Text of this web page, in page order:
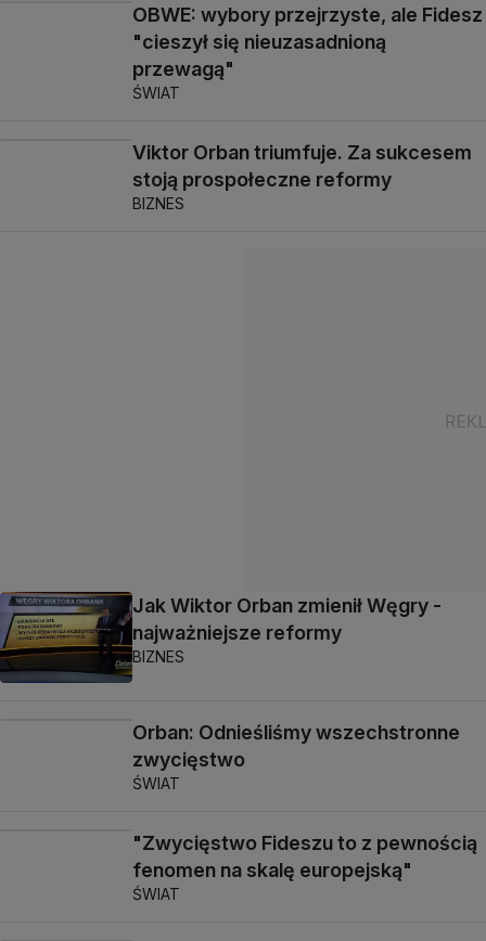
OBWE: wybory przejrzyste, ale Fidesz
"cieszył się nieuzasadnioną
przewagą"
ŚWIAT
Viktor Orban triumfuje. Za sukcesem
stoją prospołeczne reformy
BIZNES
Jak Wiktor Orban zmienił Węgry -
najważniejsze reformy
BIZNES
Orban: Odnieśliśmy wszechstronne
zwycięstwo
ŚWIAT
"Zwycięstwo Fideszu to z pewnością
fenomen na skalę europejską"
ŚWIAT